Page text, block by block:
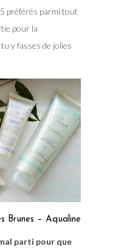
préférés parmi tout
pour la
y fasses de jolies
Brunes – Aqualine
parti pour que